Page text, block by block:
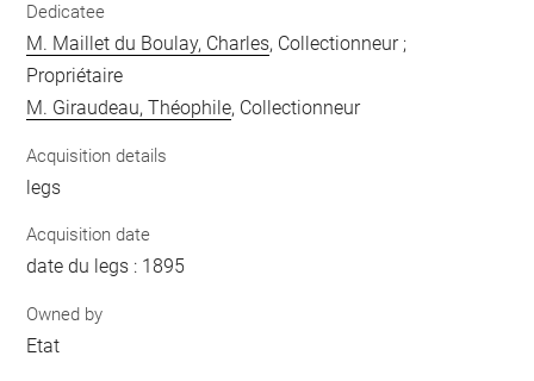
Dedicatee
M. Maillet du Boulay, Charles, Collectionneur ;
Propriétaire
M. Giraudeau, Théophile, Collectionneur
Acquisition details
legs
Acquisition date
date du legs : 1895
Owned by
Etat